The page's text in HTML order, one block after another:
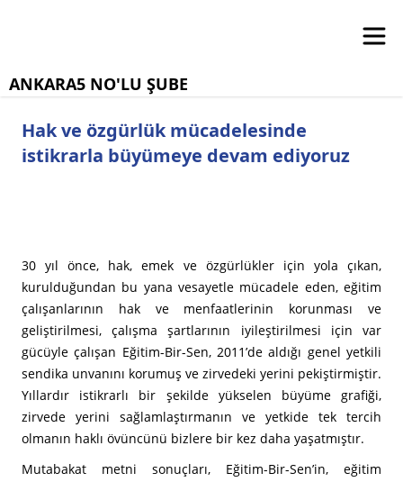
ANKARA5 NO'LU ŞUBE
Hak ve özgürlük mücadelesinde
istikrarla büyümeye devam ediyoruz
30 yıl önce, hak, emek ve özgürlükler için yola çıkan,
kurulduğundan bu yana vesayetle mücadele eden, eğitim
çalışanlarının hak ve menfaatlerinin korunması ve
geliştirilmesi, çalışma şartlarının iyileştirilmesi için var
gücüyle çalışan Eğitim-Bir-Sen, 2011’de aldığı genel yetkili
sendika unvanını korumuş ve zirvedeki yerini pekiştirmiştir.
Yıllardır istikrarlı bir şekilde yükselen büyüme grafiği,
zirvede yerini sağlamlaştırmanın ve yetkide tek tercih
olmanın haklı övüncünü bizlere bir kez daha yaşatmıştır.
Mutabakat metni sonuçları, Eğitim-Bir-Sen’in, eğitim